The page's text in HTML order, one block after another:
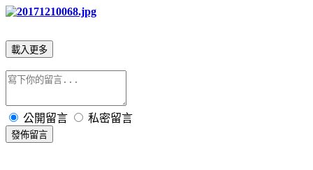
載入更多
公開留言 私密留言
發佈留言